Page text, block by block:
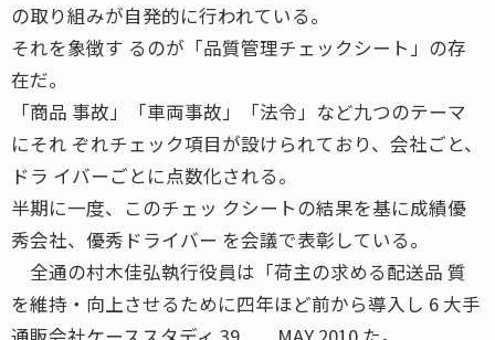
の取り組みが自発的に行われている。
それを象徴す るのが「品質管理チェックシート」の存
在だ。
「商品 事故」「車両事故」「法令」など九つのテーマ
にそれ ぞれチェック項目が設けられており、会社ごと、
ドラ イバーごとに点数化される。
半期に一度、このチェッ クシートの結果を基に成績優
秀会社、優秀ドライバー を会議で表彰している。
全通の村木佳弘執行役員は「荷主の求める配送品 質
を維持・向上させるために四年ほど前から導入し 6 大手